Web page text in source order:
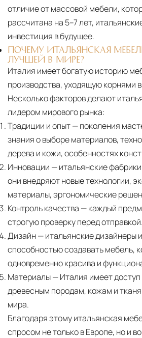
отличие от массовой мебели,
рассчитана на 5–7 лет,
инвестиция в будущее.
ПОЧЕМУ ИТАЛЬЯНСКАЯ
ЛУЧШЕЙ В МИРЕ?
Италия имеет богатую историю
производства, уходящую корнями
Несколько факторов делают
лидером мирового рынка:
Традиции и опыт— поколения
знания о выборе материалов,
дерева и кожи, особенностях
Инновации — итальянские
они внедряют новые технологии,
материалы, эргономические
Контроль качества — каждый
строгую проверку перед отправкой.
Дизайн— итальянские дизайнеры
способностью создавать мебель,
одновременно красива и
Материалы— Италия имеет
древесным породам, кожам и
мира.
Благодаря этому итальянская
спросом не только в Европе, но и